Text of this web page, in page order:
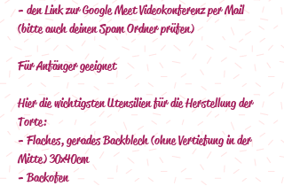
- den Link zur Google Meet Videokonferenz per Mail
(bitte auch deinen Spam Ordner prüfen)
Für Anfänger geeignet
Hier die wichtigsten Utensilien für die Herstellung der
Torte:
- Flaches, gerades Backblech (ohne Vertiefung in der
Mitte) 30x40cm
- Backofen